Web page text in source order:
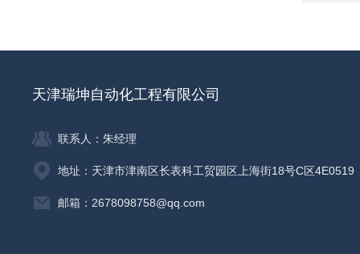
天津瑞坤自动化工程有限公司
联系人：朱经理
地址：天津市津南区长表科工贸园区上海街18号C区4E0519
邮箱：2678098758@qq.com